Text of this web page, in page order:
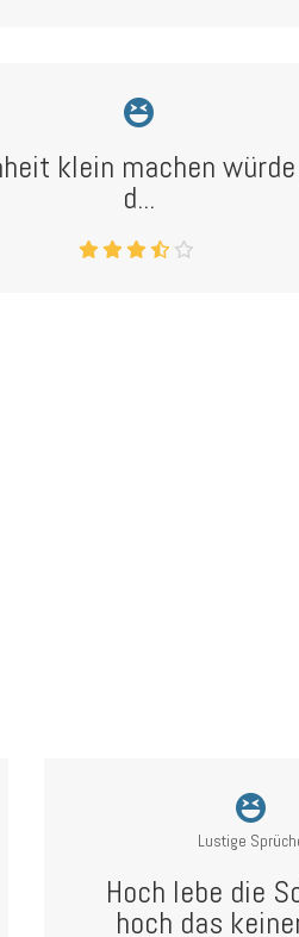
klein machen
d...
Lustige
Hoch lebe die
hoch das